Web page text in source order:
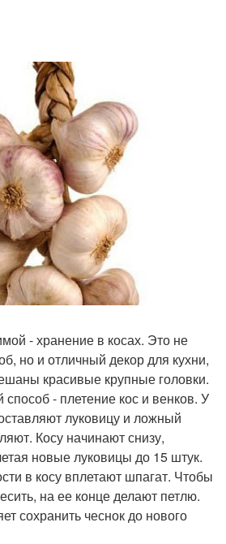
- хранение в косах. Это не
но и отличный декор для кухни,
красивые крупные головки.
- плетение кос и венков. У
луковицу и ложный
Косу начинают снизу,
новые луковицы до 15 штук.
в косу вплетают шпагат. Чтобы
на ее конце делают петлю.
сохранить чеснок до нового